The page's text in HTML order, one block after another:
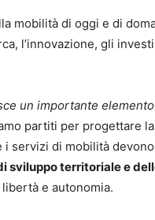
mobilità di oggi e di
l’innovazione, gli
un importante
partiti per progettare la
i servizi di mobilità
sviluppo territoriale e
e autonomia.